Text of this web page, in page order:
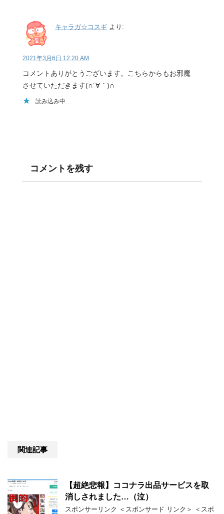
キャラガ☆コスギ より:
2021年3月6日 12:20 AM
コメントありがとうございます。こちらからもお邪魔
させていただきます(∩´∀｀)∩
読み込み中…
コメントを残す
関連記事
【超絶悲報】ココナラ出品サービスを取
消しされました…（泣）
スポンサーリンク ＜スポンサード リンク＞ ＜スポ